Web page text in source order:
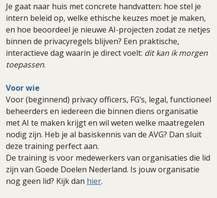
Je gaat naar huis met concrete handvatten: hoe stel je
intern beleid op, welke ethische keuzes moet je maken,
en hoe beoordeel je nieuwe AI-projecten zodat ze netjes
binnen de privacyregels blijven? Een praktische,
interactieve dag waarin je direct voelt: dit kan ik morgen
toepassen.
Voor wie
Voor (beginnend) privacy officers, FG’s, legal, functioneel
beheerders en iedereen die binnen diens organisatie
met AI te maken krijgt en wil weten welke maatregelen
nodig zijn. Heb je al basiskennis van de AVG? Dan sluit
deze training perfect aan.
De training is voor medewerkers van organisaties die lid
zijn van Goede Doelen Nederland. Is jouw organisatie
nog geen lid? Kijk dan hier.